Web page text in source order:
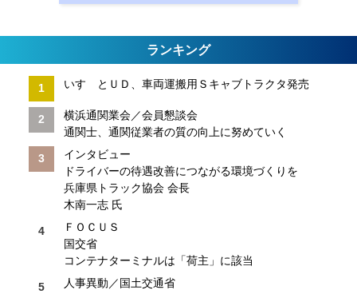
ランキング
いすゞとＵＤ、車両運搬用Ｓキャブトラクタ発売
横浜通関業会／会員懇談会
通関士、通関従業者の質の向上に努めていく
インタビュー
ドライバーの待遇改善につながる環境づくりを
兵庫県トラック協会 会長
木南一志 氏
ＦＯＣＵＳ
国交省
コンテナターミナルは「荷主」に該当
人事異動／国土交通省